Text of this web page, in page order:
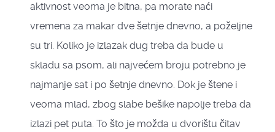
aktivnost veoma je bitna, pa morate naći
vremena za makar dve šetnje dnevno, a poželjne
su tri. Koliko je izlazak dug treba da bude u
skladu sa psom, ali najvećem broju potrebno je
najmanje sat i po šetnje dnevno. Dok je štene i
veoma mlad, zbog slabe bešike napolje treba da
izlazi pet puta. To što je možda u dvorištu čitav